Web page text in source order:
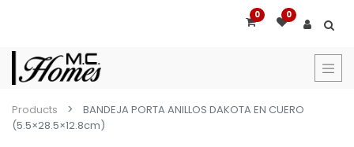
0 0
Products
BANDEJA PORTA ANILLOS DAKOTA EN CUERO
(5.5×28.5×12.8cm)